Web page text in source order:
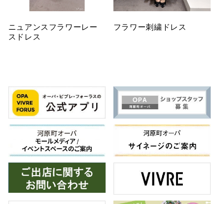
ニュアンスフラワーレー
スドレス
フラワー刺繍ドレス